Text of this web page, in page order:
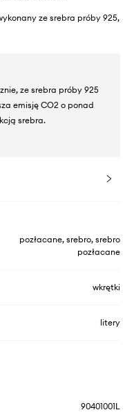
ze srebra próby 925,
ze srebra próby 925
emisję CO2 o ponad
srebra.
pozłacane, srebro, srebro
pozłacane
wkrętki
litery
90401001L